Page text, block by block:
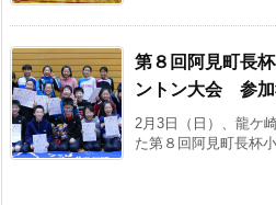
第８回阿見町長
ントン大会 参
2月3日（日）、龍ケ
た第８回阿見町長杯